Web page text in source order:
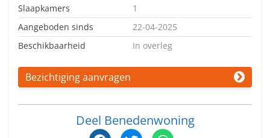
Slaapkamers
1
Aangeboden sinds
22-04-2025
Beschikbaarheid
In overleg
Bezichtiging aanvragen
Deel Benedenwoning